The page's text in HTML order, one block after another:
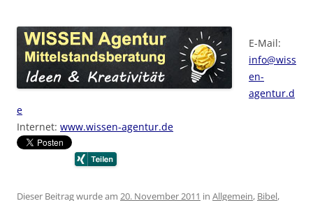
E-Mail:
info@wiss
en-
agentur.d
e
Internet: www.wissen-agentur.de
Dieser Beitrag wurde am 20. November 2011 in Allgemein, Bibel,